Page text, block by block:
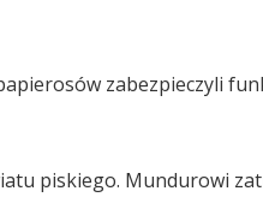
zabezpieczyli
piskiego. Mundurowi